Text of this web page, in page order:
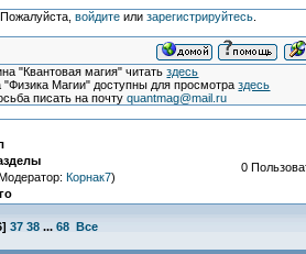
войдитеили зарегистрируйтесь.
"Квантовая магия" читатьздесь
"Физика Магии" доступны для просмотраздесь
писать на почтуquantmag@mail.ru
Корнак7)
0
] 37 38 ... 68 Все